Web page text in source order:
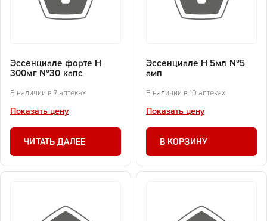
Эссенциале форте Н
300мг №30 капс
В наличии в 7 аптеках
Показать цену
ЧИТАТЬ ДАЛЕЕ
Эссенциале Н 5мл №5
амп
В наличии в 10 аптеках
Показать цену
В КОРЗИНУ